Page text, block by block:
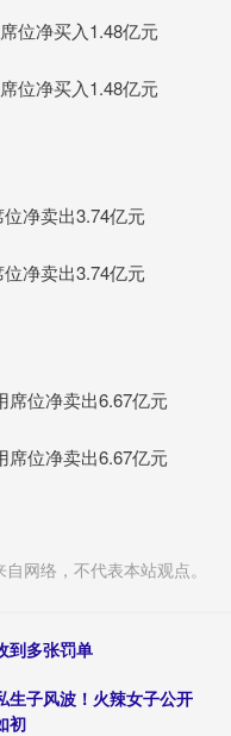
位净买入1.48亿元
位净买入1.48亿元
净卖出3.74亿元
净卖出3.74亿元
席位净卖出6.67亿元
席位净卖出6.67亿元
网络，不代表本站观点。
到多张罚单
生子风波！火辣女子公开
初